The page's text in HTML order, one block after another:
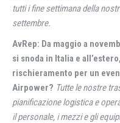
tutti i fine settimana della
settembre.
AvRep: Da maggio a
si snoda in Italia e
rischieramento per un
Airpower? Tutte le nostre
pianificazione logistica e
il personale, i mezzi e gli